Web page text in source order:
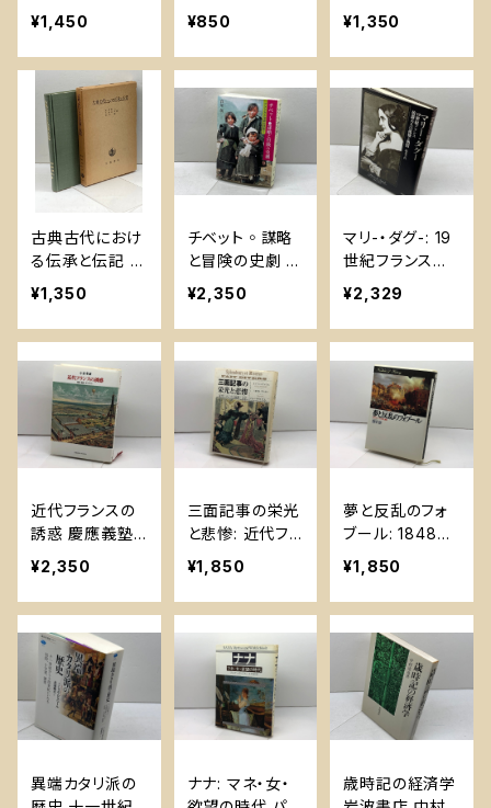
れんが書房新社
伊藤 俊也
¥1,450
新潮社 高坂 正
¥850
歴史的展開 (大
森講座 24) 日
本キリスト教会
¥1,350
古典古代におけ
る伝承と伝記 (1
975年)
¥1,350
チベット◦謀略
と冒険の史劇 -
アメリカと中国
の狭間で 社会評
論社 倉知 敬
¥2,350
マリ-・ダグ-: 19
世紀フランス伯
爵夫人の孤独と
熱情 春風社 坂
本 千代
¥2,329
近代フランスの
誘惑 慶應義塾
大学出版会 小
倉孝誠
¥2,350
三面記事の栄光
と悲惨: 近代フラ
ンスの犯罪・文
学・ジャ-ナリズ
ム 白水社 ルイ
¥1,850
夢と反乱のフォ
ブール: 1848年
パリの民衆運動
(歴史のフロンテ
ィア) 山川出版
¥1,850
異端カタリ派の
ナナ: マネ・女・
歳時記の経済学